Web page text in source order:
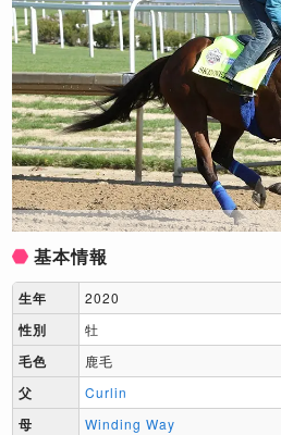
基本情報
生年 2020
性別 牡
毛色 鹿毛
父 Curlin
母 Winding Way